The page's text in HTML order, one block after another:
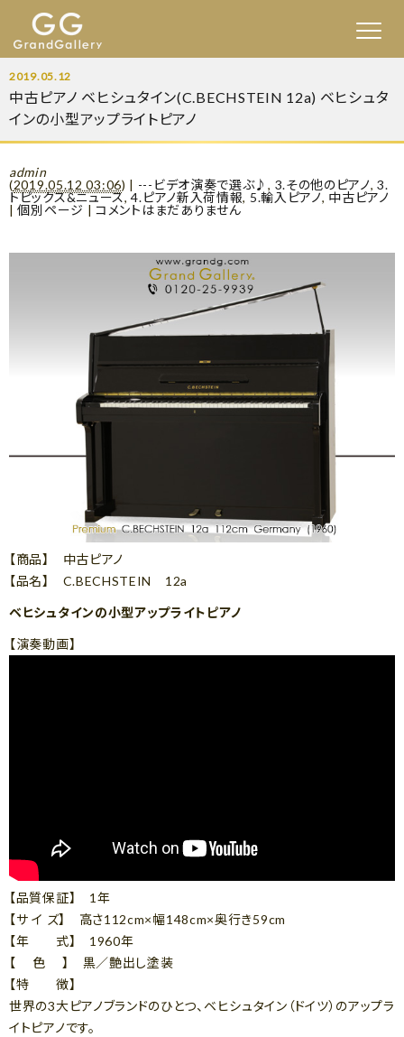
2019.05.12
中古ピアノ ベヒシュタイン(C.BECHSTEIN 12a) ベヒシュタ
インの小型アップライトピアノ
admin
(2019.05.12 03:06) | ---ビデオ演奏で選ぶ♪, 3.その他のピアノ,3.
トピックス&ニュース,4.ピアノ新入荷情報, 5.輸入ピアノ, 中古ピアノ
|個別ページ |コメントはまだありません
【商品】 中古ピアノ
【品名】 C.BECHSTEIN 12a
ベヒシュタインの小型アップライトピアノ
【演奏動画】
【品質保証】 1年
【サ イ ズ】 高さ112cm×幅148cm×奥行き59cm
【年 式】 1960年
【 色 】 黒／艶出し塗装
【特 徴】
世界の3大ピアノブランドのひとつ、ベヒシュタイン（ドイツ）のアップラ
イトピアノです。